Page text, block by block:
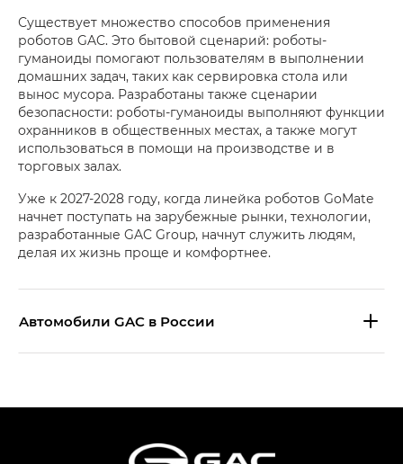
Существует множество способов применения
роботов GAC. Это бытовой сценарий: роботы-
гуманоиды помогают пользователям в выполнении
домашних задач, таких как сервировка стола или
вынос мусора. Разработаны также сценарии
безопасности: роботы-гуманоиды выполняют функции
охранников в общественных местах, а также могут
использоваться в помощи на производстве и в
торговых залах.
Уже к 2027-2028 году, когда линейка роботов GoMate
начнет поступать на зарубежные рынки, технологии,
разработанные GAC Group, начнут служить людям,
делая их жизнь проще и комфортнее.
Aвтомобили GAC в России
Эс Икс ПРЕМИУМ — SX PREMIUM
S7 — Эс 7 (S7) в комплектациях